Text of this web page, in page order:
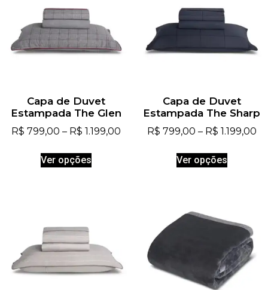
Capa de Duvet
Estampada The Glen
R$ 799,00 – R$ 1.199,00
Ver opções
Capa de Duvet
Estampada The Sharp
R$ 799,00 – R$ 1.199,00
Ver opções